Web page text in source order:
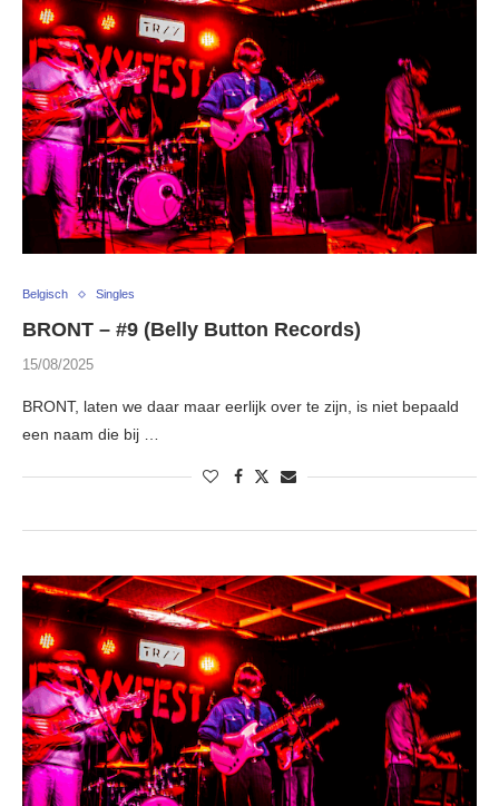
Belgisch Singles
BRONT – #9 (Belly Button Records)
15/08/2025
BRONT, laten we daar maar eerlijk over te zijn, is niet bepaald
een naam die bij …